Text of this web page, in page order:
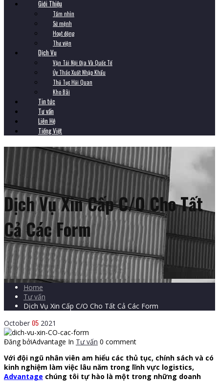
Giới Thiệu
Tầm nhìn
Sứ mệnh
Hoạt động
Thư viện
Dịch Vụ
Vận Tải Nội Địa Và Quốc Tế
Ủy Thác Xuất Nhập Khẩu
Thủ Tục Hải Quan
Kho Bãi
Tin tức
Tư vấn
Liên Hệ
Tiếng Việt
Dịch Vụ Xin Cấp C/O Cho Tất
Cả Các Form
Home
Tư vấn
Dịch Vụ Xin Cấp C/O Cho Tất Cả Các Form
October 05 2021
Đăng bởiAdvantage In Tư vấn 0 comment
Với đội ngũ nhân viên am hiểu các thủ tục, chính sách và có
kinh nghiệm làm việc lâu năm trong lĩnh vực logistics,
Advantage chúng tôi tự hào là một trong những doanh